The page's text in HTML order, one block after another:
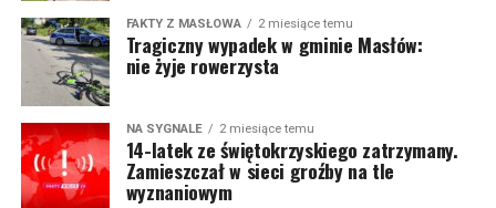
FAKTY Z MASŁOWA 2 miesiące temu
Tragiczny wypadek w gminie Masłów:
nie żyje rowerzysta
NA SYGNALE 2 miesiące temu
14-latek ze świętokrzyskiego zatrzymany.
Zamieszczał w sieci groźby na tle
wyznaniowym